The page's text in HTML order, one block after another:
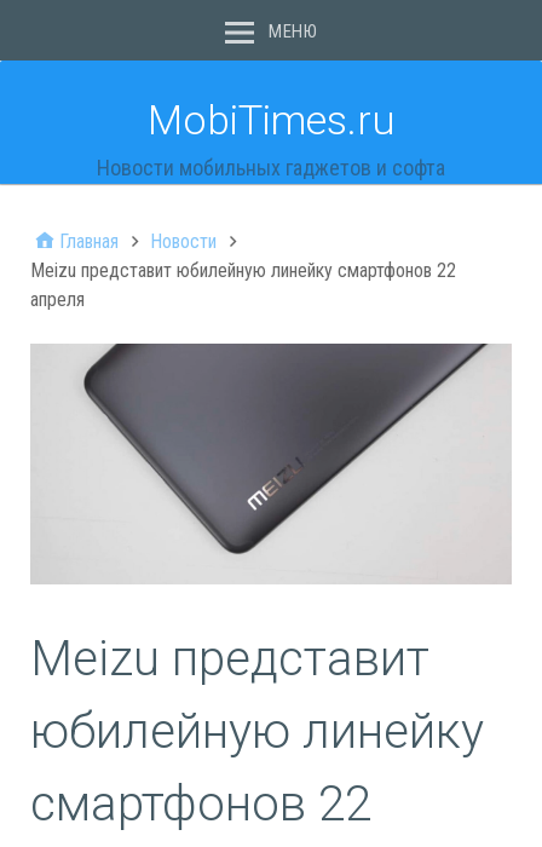
МЕНЮ
MobiTimes.ru
Новости мобильных гаджетов и софта
Главная
Новости
Meizu представит юбилейную линейку смартфонов 22
апреля
Meizu представит
юбилейную линейку
смартфонов 22